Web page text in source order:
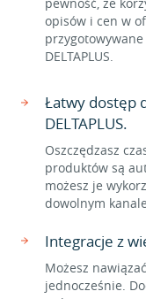
opisów i cen w
DELTAPLUS.
Łatwy dostęp
DELTAPLUS.
Oszczędzasz
produktów są
możesz je
dowolnym
Integracje z
Możesz
jednocześnie.